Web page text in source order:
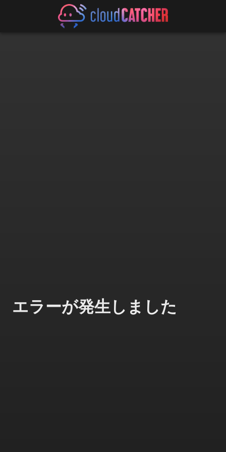
エラーが発生しました